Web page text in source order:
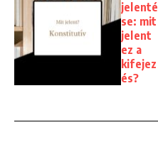
jelenté
se: mit
jelent
ez a
kifejez
és?